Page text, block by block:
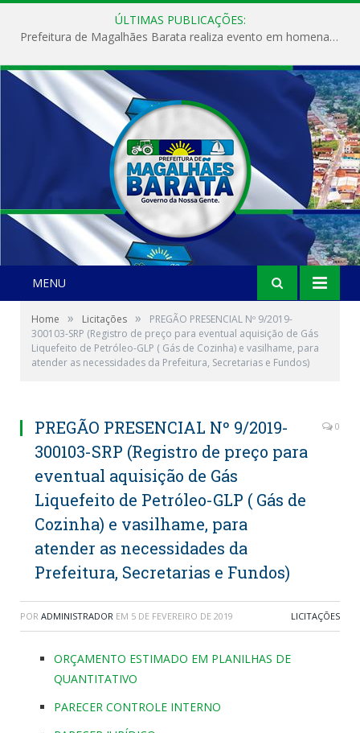
ÚLTIMAS PUBLICAÇÕES:
Prefeitura de Magalhães Barata realiza evento em homenagem ao Dia Internacional da Mulher
MENU
Home » Licitações »
PREGÃO PRESENCIAL Nº 9/2019-
300103-SRP (Registro de preço para eventual aquisição de Gás
Liquefeito de Petróleo-GLP ( Gás de Cozinha) e vasilhame, para
atender as necessidades da Prefeitura, Secretarias e Fundos)
PREGÃO PRESENCIAL Nº 9/2019-
300103-SRP (Registro de preço para
eventual aquisição de Gás
Liquefeito de Petróleo-GLP ( Gás de
Cozinha) e vasilhame, para
atender as necessidades da
Prefeitura, Secretarias e Fundos)
0
POR ADMINISTRADOR EM 5 DE FEVEREIRO DE 2019 LICITAÇÕES
ORÇAMENTO ESTIMADO EM PLANILHAS DE
QUANTITATIVO
PARECER CONTROLE INTERNO